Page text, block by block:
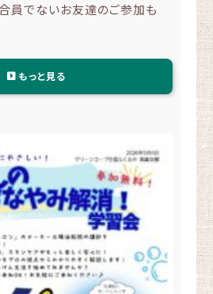
員でないお友達のご参加も
もっと見る